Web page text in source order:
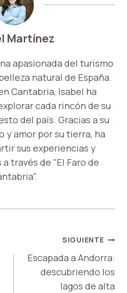
Martínez
apasionada del turismo
natural de España.
Cantabria, Isabel ha
cada rincón de su
del país. Gracias a su
y amor por su tierra, ha
sus experiencias y
través de "El Faro de
SIGUIENTE
Escapada a Andorra:
descubriendo los
lagos de alta